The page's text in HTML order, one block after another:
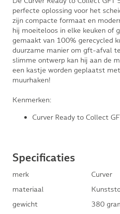
perfecte oplossing voor het
zijn compacte formaat en
hij moeiteloos in elke keuken of
gemaakt van 100% gerecycled
duurzame manier om gft-afval
slimme ontwerp kan hij aan de
een kastje worden geplaatst
muurhaken!
Kenmerken:
Curver Ready to Collect
Specificaties
merk
Curver
materiaal
gewicht
380